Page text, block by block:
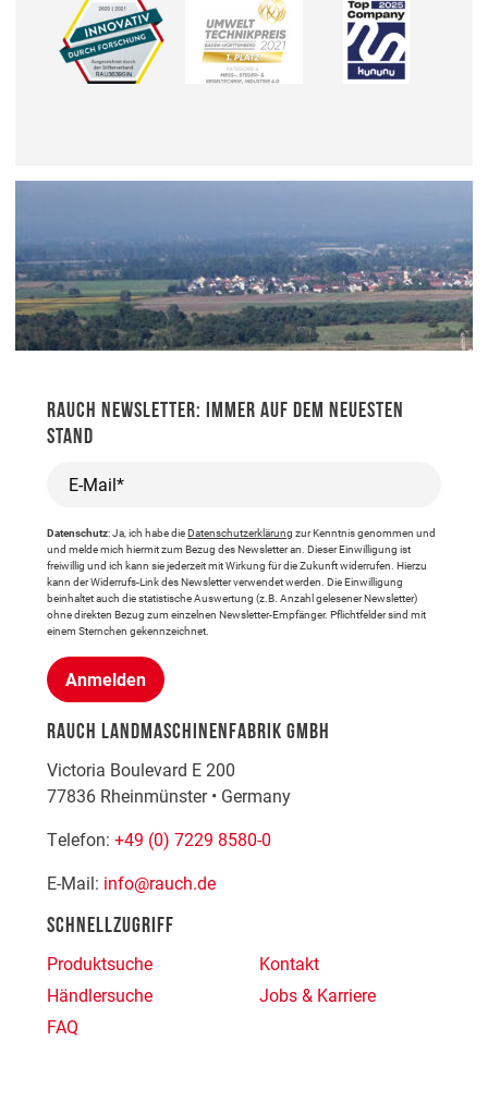
RAUCH NEWSLETTER: IMMER AUF DEM NEUESTEN
STAND
E-Mail*
Datenschutz: Ja, ich habe dieDatenschutzerklärung zur Kenntnis genommen und
und melde mich hiermit zum Bezug des Newsletter an. Dieser Einwilligung ist
freiwillig und ich kann sie jederzeit mit Wirkung für die Zukunft widerrufen. Hierzu
kann der Widerrufs-Link des Newsletter verwendet werden. Die Einwilligung
beinhaltet auch die statistische Auswertung (z.B. Anzahl gelesener Newsletter)
ohne direkten Bezug zum einzelnen Newsletter-Empfänger. Pflichtfelder sind mit
einem Sternchen gekennzeichnet.
Anmelden
RAUCH LANDMASCHINENFABRIK GMBH
Victoria Boulevard E 200
77836 Rheinmünster• Germany
Telefon:+49 (0) 7229 8580-0
E-Mail: info@rauch.de
SCHNELLZUGRIFF
Produktsuche
Händlersuche
FAQ
Kontakt
Jobs & Karriere